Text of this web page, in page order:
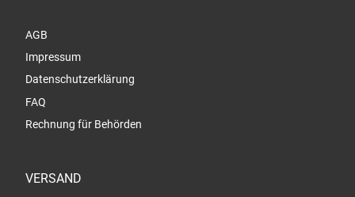
AGB
Impressum
Datenschutzerklärung
FAQ
Rechnung für Behörden
VERSAND